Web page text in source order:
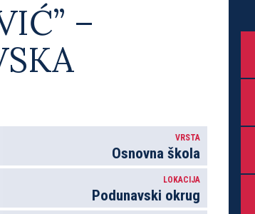
–
VRSTA
Osnovna škola
LOKACIJA
Podunavski okrug